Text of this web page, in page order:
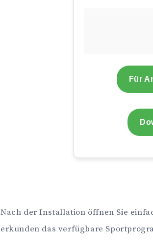
Für
Nach der Installation öffnen Sie
erkunden das verfügbare